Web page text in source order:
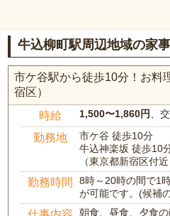
牛込柳町駅周辺地域の家
市ケ谷駅から徒歩10分！お料
宿区）
時給 1,500〜1,860円、
勤務地
市ケ谷 徒歩10分
牛込神楽坂 徒歩10
（東京都新宿区付近
勤務時間
8時～20時の間で1
が可能です。(候補
朝食、昼食、夕食